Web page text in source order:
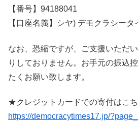
【番号】94188041
【口座名義】シヤ) デモクラシータ
なお、恐縮ですが、ご支援いただ
りしておりません。お手元の振込
たくお願い致します。
★クレジットカードでの寄付はこ
https://democracytimes17.jp/